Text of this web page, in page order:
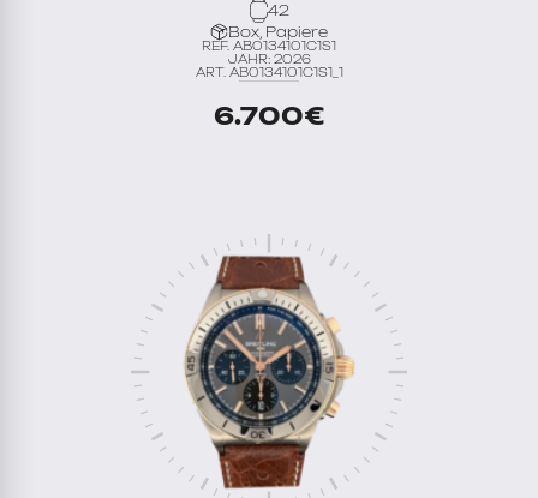
42
Box, Papiere
REF. AB0134101C1S1
JAHR: 2026
ART. AB0134101C1S1_1
6.700€